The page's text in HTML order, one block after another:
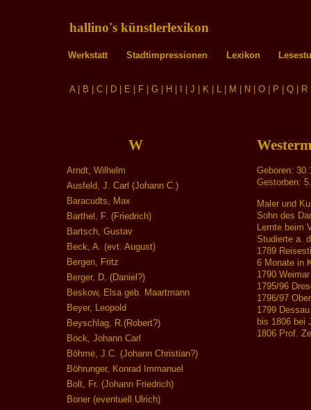
hallino's künstlerlexikon
Werkstatt Stadtimpressionen Lexikon
A| B C D E F G H J K L M N O P Q R
W
Arndt, Wilhelm
Ausfeld, J. Carl (Johann C.)
Baracudts, Max
Barthel, F. (Friedrich)
Bartsch, Gustav
Beck, A. (evt. August)
Bergen, Fritz
Berger, D. (Daniel?)
Beskow, Elsa geb. Maartmann
Beyer, Leopold
Beyschlag, R.(Robert?)
Bock, Johann Carl
Böhme, J.C. (Johann Christian?)
Böhrunger, Konrad Immanuel
Bolt, Fr. (Johann Friedrich)
Boner (eventuell Ulrich)
Geboren:
Gestorben:
Maler und
Sohn des
Lernte beim
Studierte a.
1789
6 Monate in
1790 Weimar
1795/96
1796/97
1799 Dessau
bis 1806 bei
1806 Prof.